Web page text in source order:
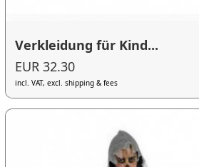
Verkleidung für Kind...
EUR 32.30
incl. VAT, excl. shipping & fees